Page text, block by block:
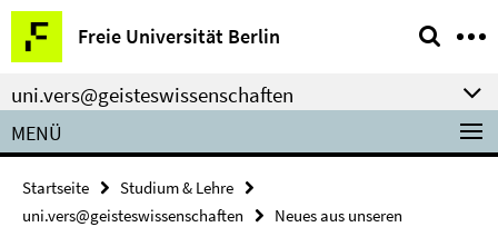
Springe
direkt
zu
Inhalt
Freie Universität Berlin
Service-
Navigation
uni.vers@geisteswissenschaften
MENÜ
Startseite
Studium & Lehre
uni.vers@geisteswissenschaften
Neues aus unseren